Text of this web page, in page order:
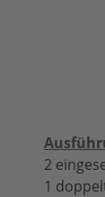
2
1